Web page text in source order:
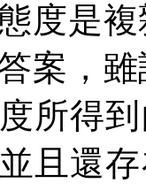
度是複
案，
所得
且還